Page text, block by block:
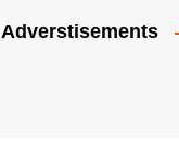
Adverstisements